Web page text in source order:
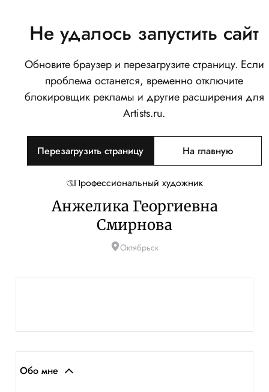
Не удалось запустить сайт
Обновите браузер и перезагрузите страницу. Если
проблема останется, временно отключите
блокировщик рекламы и другие расширения для
Artists.ru.
Перезагрузить страницу На главную
Профессиональный художник
Анжелика Георгиевна
Смирнова
Октябрьск
Обо мне